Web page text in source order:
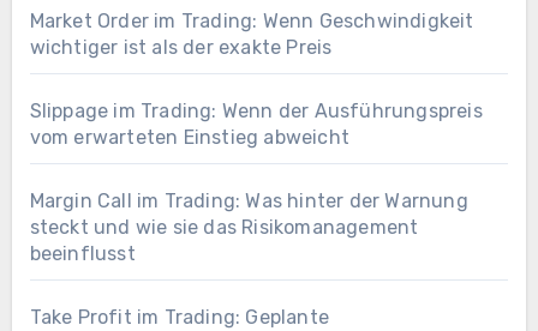
Market Order im Trading: Wenn Geschwindigkeit
wichtiger ist als der exakte Preis
Slippage im Trading: Wenn der Ausführungspreis
vom erwarteten Einstieg abweicht
Margin Call im Trading: Was hinter der Warnung
steckt und wie sie das Risikomanagement
beeinflusst
Take Profit im Trading: Geplante